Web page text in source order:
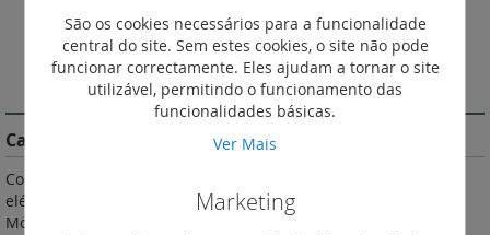
Ficha de Produto
Imprimir
DESCRIÇÃO
Características do Produto
Contador monofásico com ligação directa. Mede a energia
elétrica consumida por um circuito monofásico ou trifásico.
Mostra o consumo de energia em kWh, assim como outras
São os cookies necessários para a funcionalidade
central do site. Sem estes cookies, o site não pode
funcionar correctamente. Eles ajudam a tornar o site
utilizável, permitindo o funcionamento das
funcionalidades básicas.
Ver Mais
Marketing